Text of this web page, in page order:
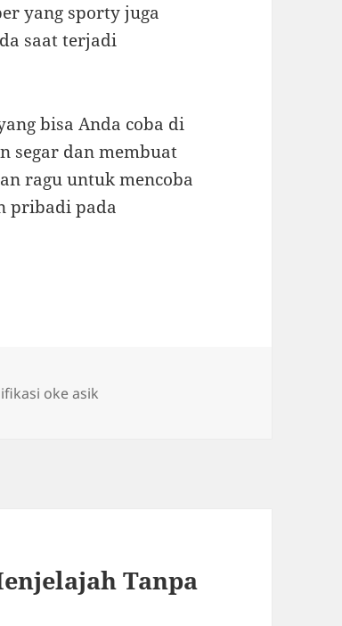
yang sporty juga
saat terjadi
bisa Anda coba di
segar dan membuat
ragu untuk mencoba
pribadi pada
oke asik
Tanpa